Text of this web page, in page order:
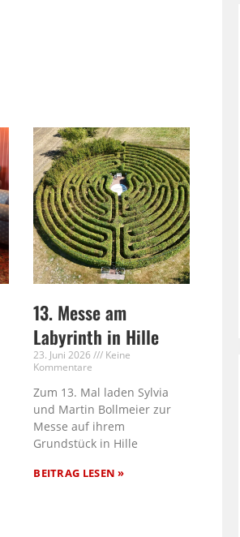
13. Messe am
Labyrinth in Hille
23. Juni 2026
Keine
Kommentare
Zum 13. Mal laden Sylvia
und Martin Bollmeier zur
Messe auf ihrem
Grundstück in Hille
BEITRAG LESEN »